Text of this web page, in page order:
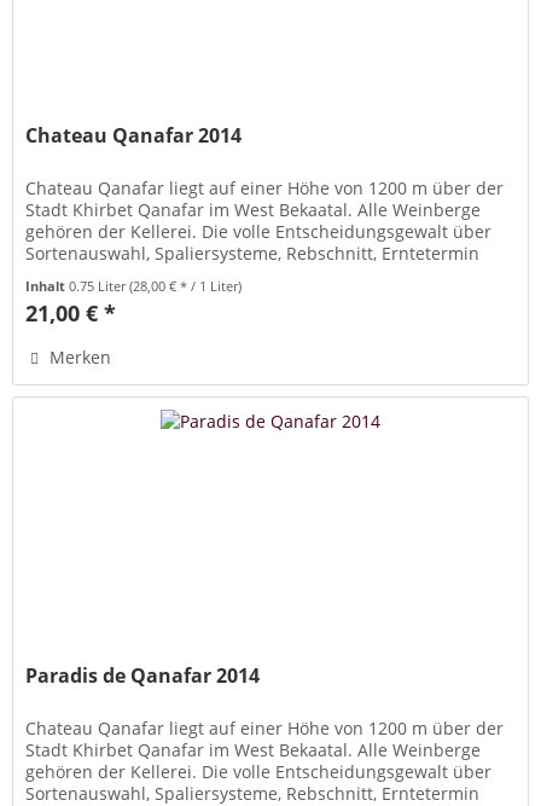
Chateau Qanafar 2014
Chateau Qanafar liegt auf einer Höhe von 1200 m über der
Stadt Khirbet Qanafar im West Bekaatal. Alle Weinberge
gehören der Kellerei. Die volle Entscheidungsgewalt über
Sortenauswahl, Spaliersysteme, Rebschnitt, Erntetermin
Inhalt0.75 Liter(28,00 € * / 1 Liter)
21,00 € *
Merken
Paradis de Qanafar 2014
Chateau Qanafar liegt auf einer Höhe von 1200 m über der
Stadt Khirbet Qanafar im West Bekaatal. Alle Weinberge
gehören der Kellerei. Die volle Entscheidungsgewalt über
Sortenauswahl, Spaliersysteme, Rebschnitt, Erntetermin